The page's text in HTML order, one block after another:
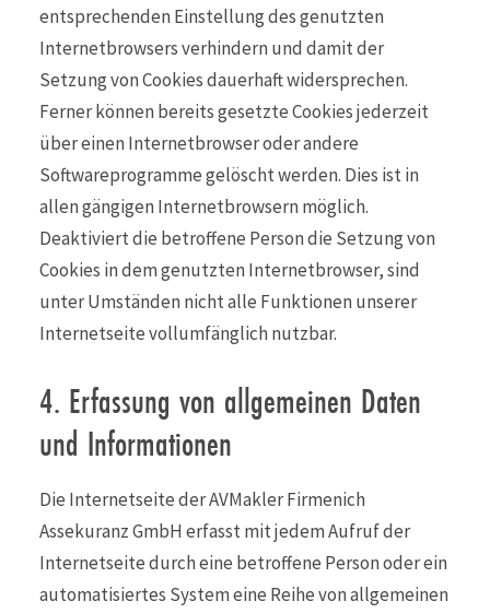
entsprechenden Einstellung des genutzten
Internetbrowsers verhindern und damit der
Setzung von Cookies dauerhaft widersprechen.
Ferner können bereits gesetzte Cookies jederzeit
über einen Internetbrowser oder andere
Softwareprogramme gelöscht werden. Dies ist in
allen gängigen Internetbrowsern möglich.
Deaktiviert die betroffene Person die Setzung von
Cookies in dem genutzten Internetbrowser, sind
unter Umständen nicht alle Funktionen unserer
Internetseite vollumfänglich nutzbar.
4. Erfassung von allgemeinen Daten
und Informationen
Die Internetseite der AVMakler Firmenich
Assekuranz GmbH erfasst mit jedem Aufruf der
Internetseite durch eine betroffene Person oder ein
automatisiertes System eine Reihe von allgemeinen